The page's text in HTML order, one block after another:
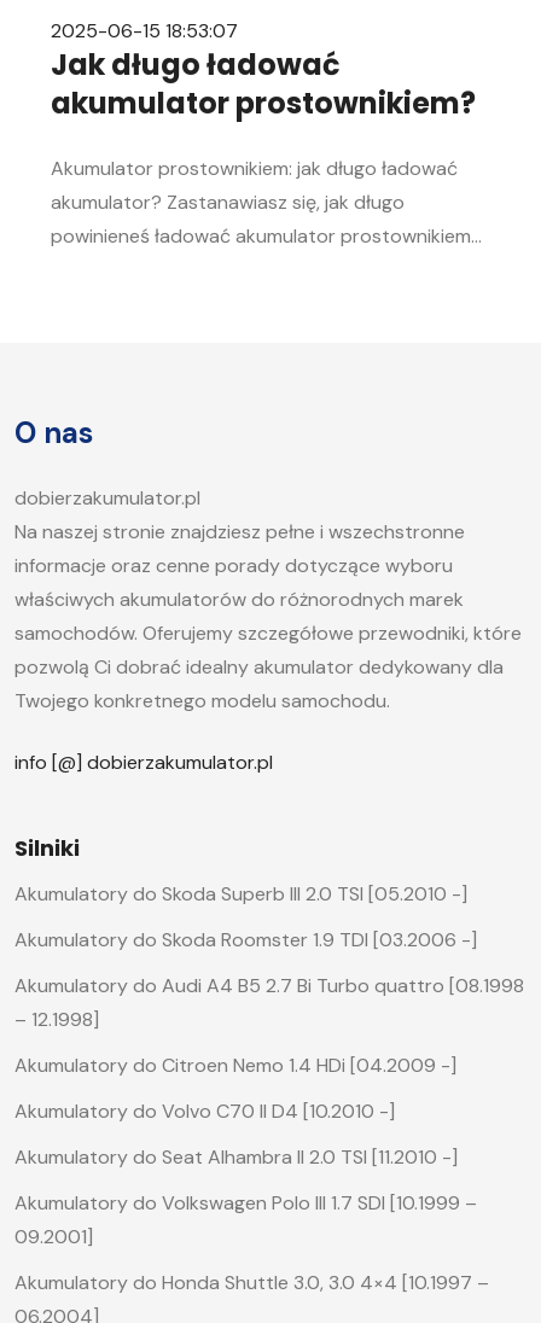
2025-06-15 18:53:07
Jak długo ładować
akumulator prostownikiem?
Akumulator prostownikiem: jak długo ładować
akumulator? Zastanawiasz się, jak długo
powinieneś ładować akumulator prostownikiem?
jak długo ładować akumulator samochodowy i
O nas
dobierzakumulator.pl
Na naszej stronie znajdziesz pełne i wszechstronne
informacje oraz cenne porady dotyczące wyboru
właściwych akumulatorów do różnorodnych marek
samochodów. Oferujemy szczegółowe przewodniki, które
pozwolą Ci dobrać idealny akumulator dedykowany dla
Twojego konkretnego modelu samochodu.
info [@] dobierzakumulator.pl
Silniki
Akumulatory do Skoda Superb III 2.0 TSI [05.2010 -]
Akumulatory do Skoda Roomster 1.9 TDI [03.2006 -]
Akumulatory do Audi A4 B5 2.7 Bi Turbo quattro [08.1998
– 12.1998]
Akumulatory do Citroen Nemo 1.4 HDi [04.2009 -]
Akumulatory do Volvo C70 II D4 [10.2010 -]
Akumulatory do Seat Alhambra II 2.0 TSI [11.2010 -]
Akumulatory do Volkswagen Polo III 1.7 SDI [10.1999 –
09.2001]
Akumulatory do Honda Shuttle 3.0, 3.0 4×4 [10.1997 –
06.2004]